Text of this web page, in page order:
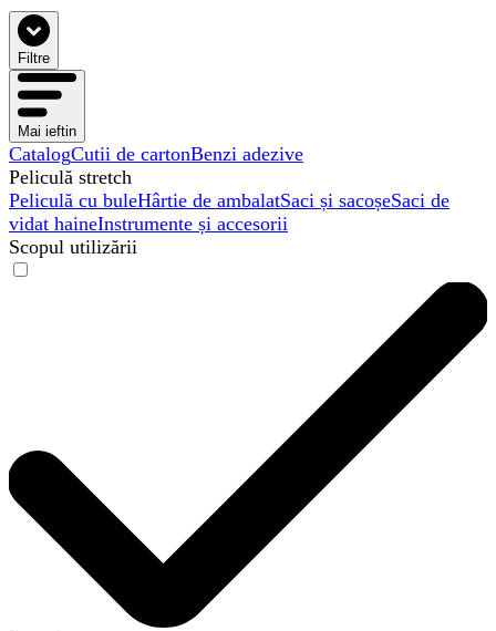
Filtre
Mai ieftin
CatalogCutii de cartonBenzi adezive
Peliculă stretch
Peliculă cu buleHârtie de ambalatSaci și sacoșeSaci de
vidat haineInstrumente și accesorii
Scopul utilizării